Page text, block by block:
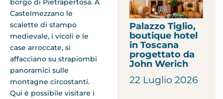
borgo di Pietrapertosa. A
Castelmezzano le
scalette di stampo
medievale, i vicoli e le
case arroccate, si
affacciano su strapiombi
panoramici sulle
montagne circostanti.
Qui è possibile visitare i
Palazzo Tiglio,
boutique hotel
in Toscana
progettato da
John Werich
22 Luglio 2026